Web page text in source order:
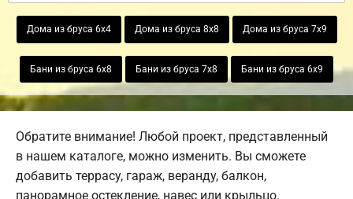
Дома из бруса 6х4 Дома из бруса 8х8 Дома из бруса 7х9
Бани из бруса 6х8 Бани из бруса 7х8 Бани из бруса 6х9
Обратите внимание! Любой проект, представленный
в нашем каталоге, можно изменить. Вы сможете
добавить террасу, гараж, веранду, балкон,
панорамное остекление, навес или крыльцо.